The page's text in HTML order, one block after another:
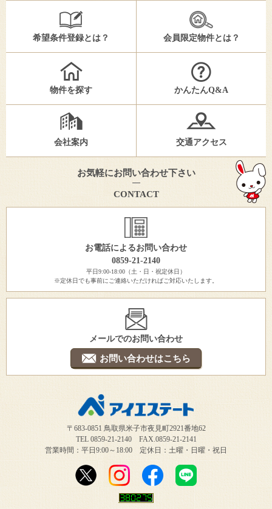
希望条件登録とは？ 会員限定物件とは？
物件を探す かんたんQ&A
会社案内 交通アクセス
お気軽にお問い合わせ下さい
CONTACT
お電話によるお問い合わせ
0859-21-2140
平日9:00-18:00（土・日・祝定休日）
※定休日でも事前にご連絡いただければご対応いたします。
メールでのお問い合わせ
お問い合わせはこちら
〒683-0851 鳥取県米子市夜見町2921番地62
TEL 0859-21-2140 FAX.0859-21-2141
営業時間：平日9:00～18:00 定休日：土曜・日曜・祝日